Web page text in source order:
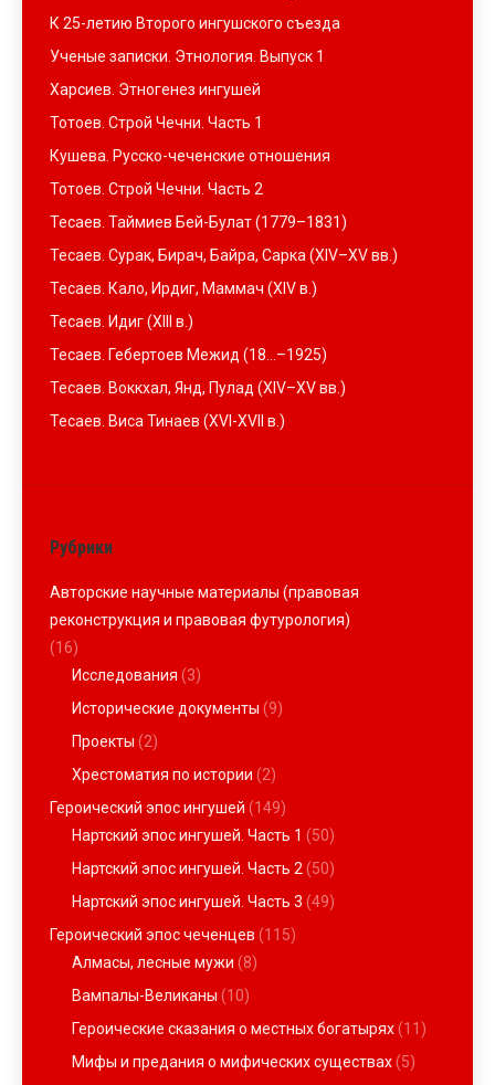
К 25-летию Второго ингушского съезда
Ученые записки. Этнология. Выпуск 1
Харсиев. Этногенез ингушей
Тотоев. Строй Чечни. Часть 1
Кушева. Русско-чеченские отношения
Тотоев. Строй Чечни. Часть 2
Тесаев. Таймиев Бей-Булат (1779–1831)
Тесаев. Сурак, Бирач, Байра, Сарка (XIV–XV вв.)
Тесаев. Кало, Ирдиг, Маммач (XIV в.)
Тесаев. Идиг (XIII в.)
Тесаев. Гебертоев Межид (18…–1925)
Тесаев. Воккхал, Янд, Пулад (XIV–XV вв.)
Тесаев. Виса Тинаев (XVI-XVII в.)
Рубрики
Авторские научные материалы (правовая
реконструкция и правовая футурология)
(16)
Исследования (3)
Исторические документы (9)
Проекты (2)
Хрестоматия по истории (2)
Героический эпос ингушей (149)
Нартский эпос ингушей. Часть 1 (50)
Нартский эпос ингушей. Часть 2 (50)
Нартский эпос ингушей. Часть 3 (49)
Героический эпос чеченцев (115)
Алмасы, лесные мужи (8)
Вампалы-Великаны (10)
Героические сказания о местных богатырях(11)
Мифы и предания о мифических существах(5)